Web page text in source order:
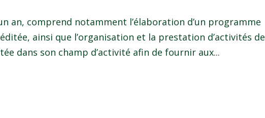
an, comprend notamment l’élaboration d’un programme
ainsi que l’organisation et la prestation d’activités de
dans son champ d’activité afin de fournir aux...